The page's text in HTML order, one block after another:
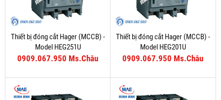
Thiết bị đóng cắt Hager (MCCB) -
Model HEG251U
0909.067.950 Ms.Châu
Thiết bị đóng cắt Hager (MCCB) -
Model HEG201U
0909.067.950 Ms.Châu